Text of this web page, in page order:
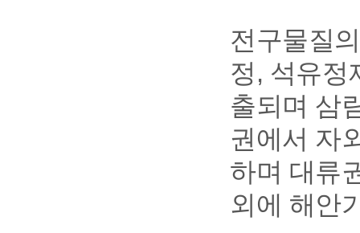
전구물질
정, 석유정
출되며 삼
권에서 자
하며 대류
외에 해안